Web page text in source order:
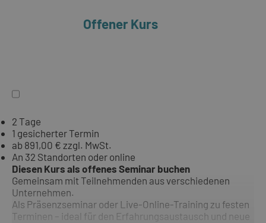
Offener Kurs
2 Tage
1 gesicherter Termin
ab 891,00 € zzgl. MwSt.
An 32 Standorten oder online
Diesen Kurs als offenes Seminar buchen
Gemeinsam mit Teilnehmenden aus verschiedenen
Unternehmen.
Als Präsenzseminar oder Live-Online-Training zu festen
Terminen – ideal für den Erfahrungsaustausch und neue